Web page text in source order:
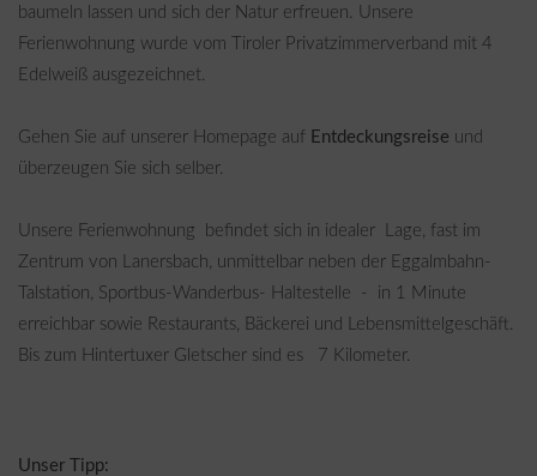
baumeln lassen und sich der Natur erfreuen. Unsere
Ferienwohnung wurde vom Tiroler Privatzimmerverband mit 4
Edelweiß ausgezeichnet.
Gehen Sie auf unserer Homepage auf Entdeckungsreise und
überzeugen Sie sich selber.
Unsere Ferienwohnung befindet sich in idealer Lage, fast im
Zentrum von Lanersbach, unmittelbar neben der Eggalmbahn-
Talstation, Sportbus-Wanderbus- Haltestelle - in 1 Minute
erreichbar sowie Restaurants, Bäckerei und Lebensmittelgeschäft.
Bis zum Hintertuxer Gletscher sind es 7 Kilometer.
Unser Tipp: